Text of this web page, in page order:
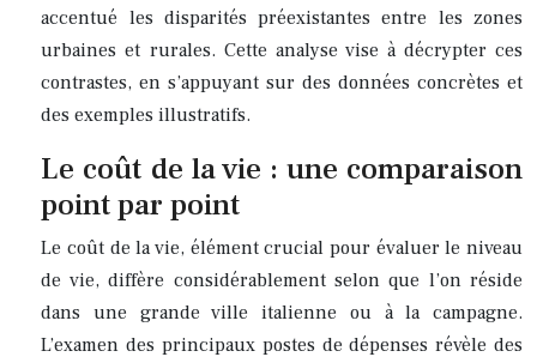
accentué les disparités préexistantes entre les zones
urbaines et rurales. Cette analyse vise à décrypter ces
contrastes, en s’appuyant sur des données concrètes et
des exemples illustratifs.
Le coût de la vie : une comparaison
point par point
Le coût de la vie, élément crucial pour évaluer le niveau
de vie, diffère considérablement selon que l’on réside
dans une grande ville italienne ou à la campagne.
L’examen des principaux postes de dépenses révèle des